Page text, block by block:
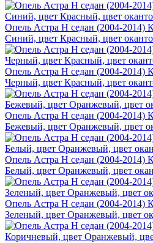
Опель Астра H седан (2004-
Синий, цвет Красный, цвет
Опель Астра H седан (2004-
Черный, цвет Красный, цвет
Опель Астра H седан (2004-
Бежевый, цвет Оранжевый, цвет
Опель Астра H седан (2004-
Белый, цвет Оранжевый, цвет
Опель Астра H седан (2004-
Зеленый, цвет Оранжевый, цвет